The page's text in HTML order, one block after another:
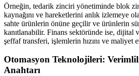
Örneğin, tedarik zinciri yönetiminde blok
kaynağını ve hareketlerini anlık izlemeye
sahte ürünlerin önüne geçilir ve ürünlerin
kanıtlanabilir. Finans sektöründe ise, dijital
şeffaf transferi, işlemlerin hızını ve maliyet
Otomasyon Teknolojileri:
Anahtarı